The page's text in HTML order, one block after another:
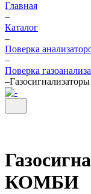
Главная
–
Каталог
–
Поверка
–
Поверка
–
КОМБИ